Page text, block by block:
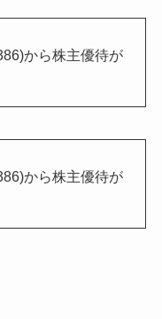
から株主優待が
から株主優待が